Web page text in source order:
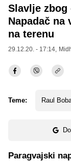
Slavlje
Napadač na
na terenu
29.12.20. - 17:14,
Teme: Raul
Paragvajski